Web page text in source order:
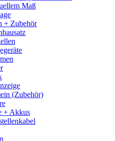
Maß
+ Zubehör
(Zubehör)
+ Akkus